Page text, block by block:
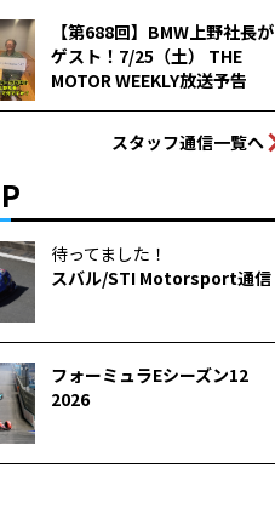
【第688回】BMW上野社長が
ゲスト！7/25（土） THE
MOTOR WEEKLY放送予告
スタッフ通信一覧へ
待ってました！
スバル/STI Motorsport通信
フォーミュラEシーズン12
2026